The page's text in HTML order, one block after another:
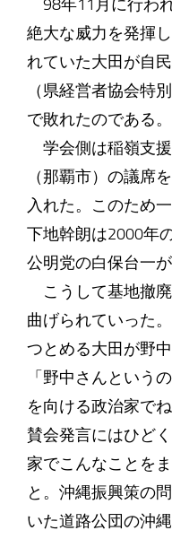
98年11月に行わ
絶大な威力を発揮
れていた大田が自
（県経営者協会特
で敗れたのである。
学会側は稲嶺支
（那覇市）の議席
入れた。このため
下地幹朗は2000年
公明党の白保台一
こうして基地撤
曲げられていった
つとめる大田が野
「野中さんという
を向ける政治家で
賛会発言にはひど
家でこんなことを
と。沖縄振興策の
いた道路公団の沖